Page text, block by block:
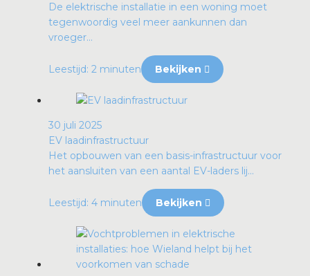
De elektrische installatie in een woning moet
tegenwoordig veel meer aankunnen dan
vroeger...
Leestijd: 2 minuten Bekijken
30 juli 2025
EV laadinfrastructuur
Het opbouwen van een basis-infrastructuur voor
het aansluiten van een aantal EV-laders lij...
Leestijd: 4 minuten Bekijken